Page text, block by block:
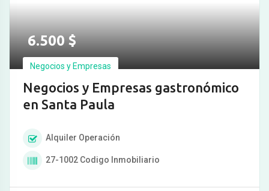
6.500$
Negocios y Empresas
Negocios y Empresas gastronómico
en Santa Paula
Alquiler Operación
27-1002 Codigo Inmobiliario